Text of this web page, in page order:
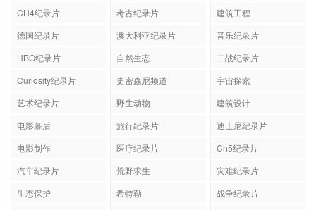
CH4纪录片
考古纪录片
建筑工程
德国纪录片
澳大利亚纪录片
音乐纪录片
HBO纪录片
自然生态
二战纪录片
Curiosity纪录片
史密森尼频道
宇宙探索
艺术纪录片
野生动物
建筑设计
电影幕后
旅行纪录片
迪士尼纪录片
电影制作
医疗纪录片
Ch5纪录片
汽车纪录片
荒野求生
灾难纪录片
生态保护
希特勒
战争纪录片